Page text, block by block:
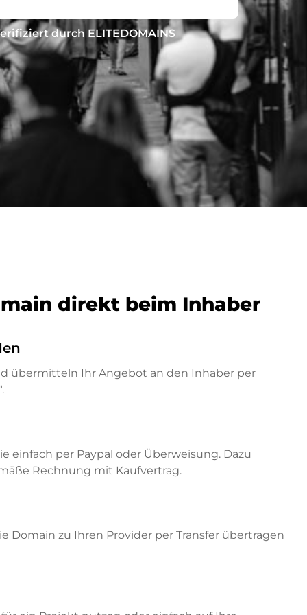
durch ELITEDOMAINS
direkt beim Inhaber
übermitteln Ihr Angebot an den Inhaber per
einfach per Paypal oder Überweisung. Dazu
Rechnung mit Kaufvertrag.
Domain zu Ihren Provider per Transfer übertragen